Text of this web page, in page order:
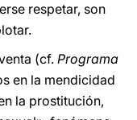
respetar, son
(cf. Programa
en la mendicidad
la prostitución,